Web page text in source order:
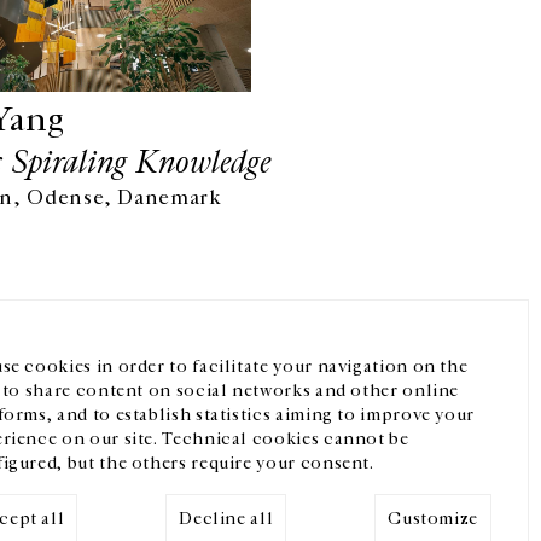
cookies in order to facilitate your navigation on the
to share content on social networks and other online
and to establish statistics aiming to improve your
on our site. Technical cookies cannot be
but the others require your consent.
all Decline all Customize
Knowledge
Odense, Danemark
Mentions légales